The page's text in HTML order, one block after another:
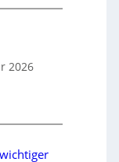
2026